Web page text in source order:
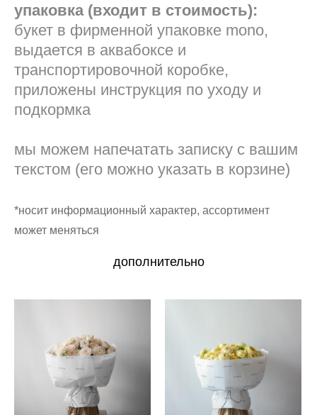
упаковка (входит в стоимость):
букет в фирменной упаковке mono,
выдается в аквабоксе и
транспортировочной коробке,
приложены инструкция по уходу и
подкормка
мы можем напечатать записку с вашим
текстом (его можно указать в корзине)
*носит информационный характер, ассортимент
может меняться
дополнительно